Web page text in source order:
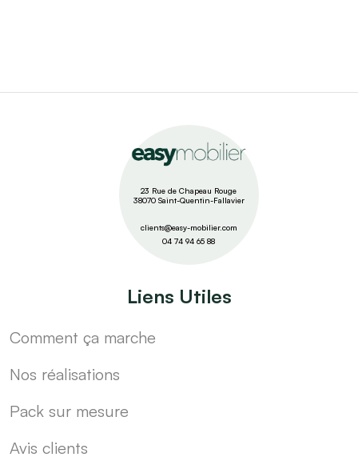
23 Rue de Chapeau Rouge
38070 Saint-Quentin-Fallavier
clients@easy-mobilier.com
04 74 94 65 88
Liens Utiles
Comment ça marche
Nos réalisations
Pack sur mesure
Avis clients